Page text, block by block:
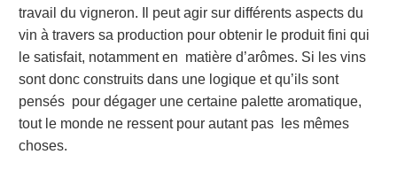
travail du vigneron. Il peut agir sur différents aspects du
vin à travers sa production pour obtenir le produit fini qui
le satisfait, notamment en matière d’arômes. Si les vins
sont donc construits dans une logique et qu’ils sont
pensés pour dégager une certaine palette aromatique,
tout le monde ne ressent pour autant pas les mêmes
choses.